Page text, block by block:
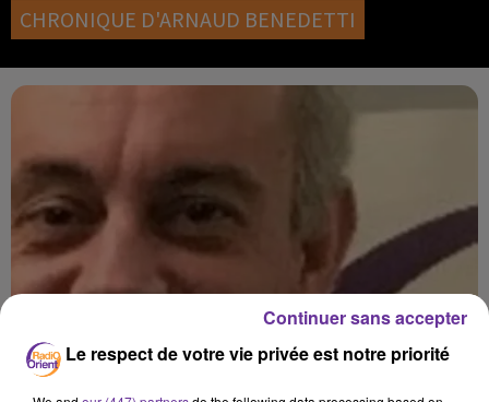
CHRONIQUE D'ARNAUD BENEDETTI
Le respect de votre vie privée est notre priorité
Continuer sans accepter